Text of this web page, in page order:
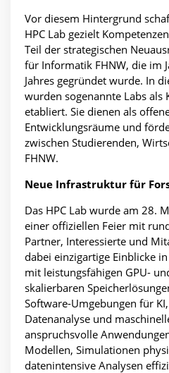
Vor diesem Hintergrund
HPC Lab gezielt
Teil der strategischen
für Informatik FHNW, die im
Jahres gegründet wurde. In
wurden sogenannte Labs als
etabliert. Sie dienen als
Entwicklungsräume und
zwischen Studierenden,
FHNW.
Neue Infrastruktur für
Das HPC Lab wurde am 28.
einer offiziellen Feier mit
Partner, Interessierte und
dabei einzigartige Einblicke
mit leistungsfähigen GPU-
skalierbaren
Software-Umgebungen für
Datenanalyse und
anspruchsvolle
Modellen, Simulationen
datenintensive Analysen